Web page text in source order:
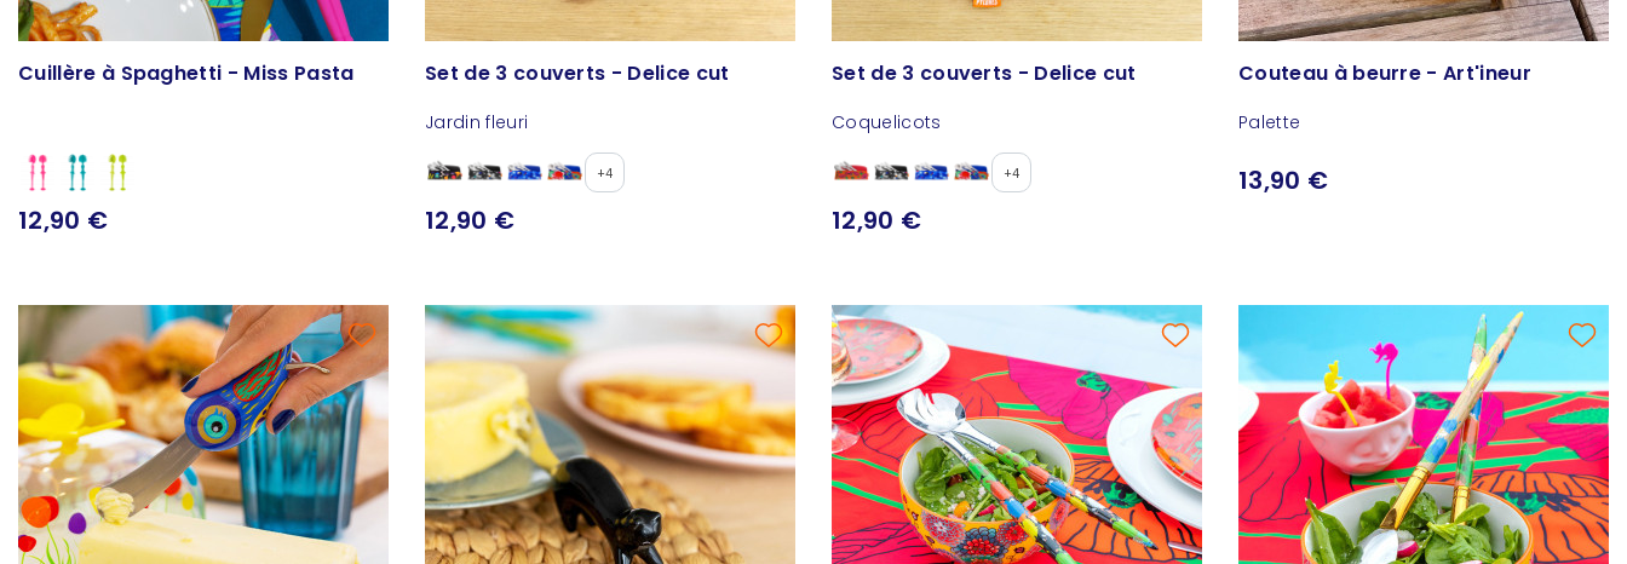
Cuillère à Spaghetti - Miss Pasta
12,90 €
Set de 3 couverts - Delice cut
Jardin fleuri
+4
12,90 €
Set de 3 couverts - Delice cut
Coquelicots
+4
12,90 €
Couteau à beurre - Art'ineur
Palette
13,90 €